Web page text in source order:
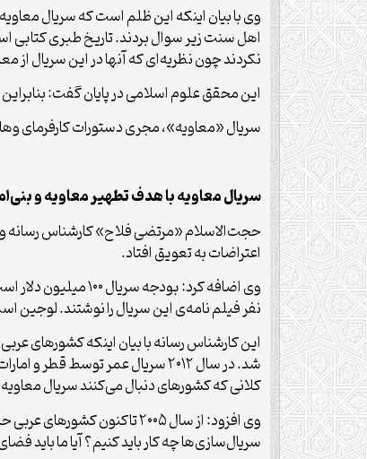
وی با بیان اینکه این ظلم است که سریال
اهل سنت زیر سوال بردند. تاریخ طبری کتابی
نکردند چون نظریه‌ای که آنها در این سریال از
این محقق علوم اسلامی در پایان گفت:
سریال «معاویه»، مجری دستورات کارفرمای
سریال معاویه با هدف تطهیر معاویه و
حجت‌الاسلام «مرتضی فلاح» کارشناس رسانه
اعتراضات به تعویق افتاد.
وی اضافه کرد:
نفر فیلم نامه‌ی این سریال را نوشتند. لوجین
شد. در سال ۲۰۱۲ سریال عمر
کلانی که کشورهای دنبال می‌کنند سریال
سریال‌سازی‌ها چه کار باید کنیم؟ آیا ما باید